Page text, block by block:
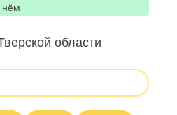
нём
области